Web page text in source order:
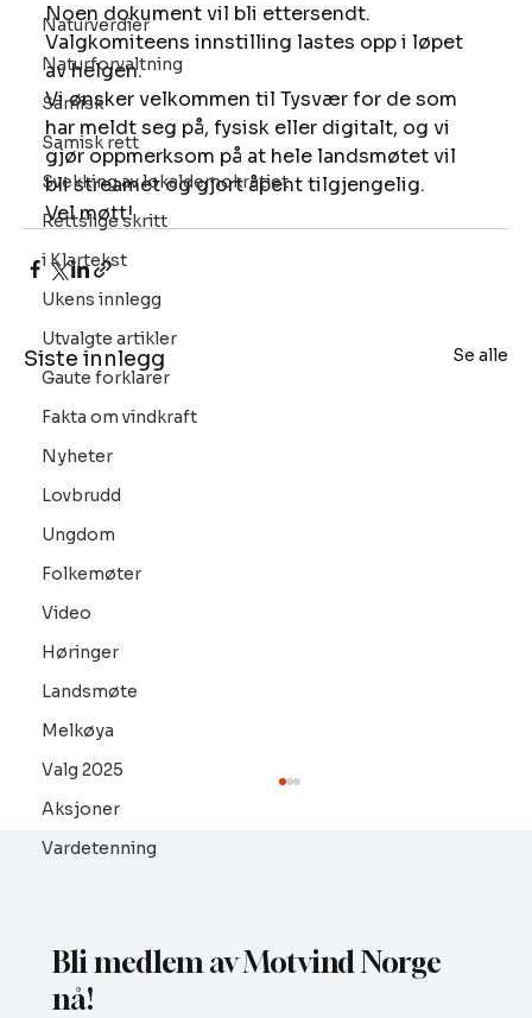
Naturverdier
Naturforvaltning
Samisk
Samisk rett
Svekking av lokaldemokratiet
Rettslige skritt
i Klartekst
Ukens innlegg
Utvalgte artikler
Gaute forklarer
Fakta om vindkraft
Nyheter
Lovbrudd
Ungdom
Folkemøter
Video
Høringer
Landsmøte
Melkøya
Valg 2025
Aksjoner
Vardetenning
Noen dokument vil bli ettersendt.
Valgkomiteens innstilling lastes opp i løpet
av helgen.
Vi ønsker velkommen til Tysvær for de som
har meldt seg på, fysisk eller digitalt, og vi
gjør oppmerksom på at hele landsmøtet vil
bli streamet og gjort åpent tilgjengelig.
Vel møtt!
Siste innlegg Se alle
Bli medlem av Motvind Norge
nå!